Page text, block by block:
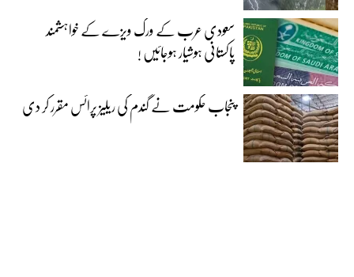
سعودی عرب کے ورک ویزے کے خواہشمند
پاکستانی ہوشیار ہوجائیں !
پنجاب حکومت نے گندم کی ریلیز پرائس مقرر کر دی‎